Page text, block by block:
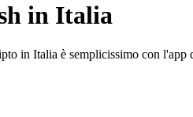
in Italia
in Italia è semplicissimo con